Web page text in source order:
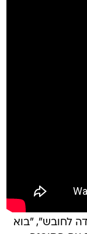
לחובש", "בוא